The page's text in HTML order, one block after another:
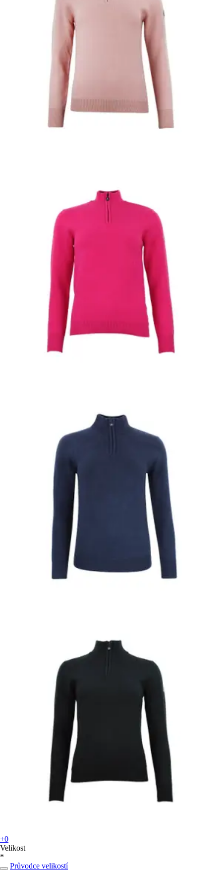
+0
Velikost
*
Průvodce velikostí